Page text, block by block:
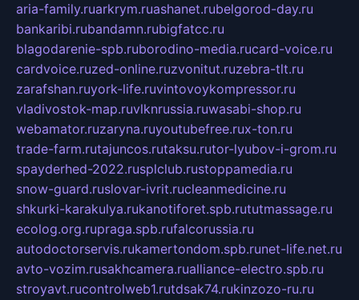
aria-family.ruarkrym.ruashanet.rubelgorod-day.ru
bankaribi.rubandamn.rubigfatcc.ru
blagodarenie-spb.ruborodino-media.rucard-voice.ru
cardvoice.ruzed-online.ruzvonitut.ruzebra-tlt.ru
zarafshan.ruyork-life.ruvintovoykompressor.ru
vladivostok-map.ruvlknrussia.ruwasabi-shop.ru
webamator.ruzaryna.ruyoutubefree.rux-ton.ru
trade-farm.rutajuncos.rutaksu.rutor-lyubov-i-grom.ru
spayderhed-2022.rusplclub.rustoppamedia.ru
snow-guard.ruslovar-ivrit.rucleanmedicine.ru
shkurki-karakulya.rukanotiforet.spb.rututmassage.ru
ecolog.org.rupraga.spb.rufalcorussia.ru
autodoctorservis.rukamertondom.spb.runet-life.net.ru
avto-vozim.rusakhcamera.rualliance-electro.spb.ru
stroyavt.rucontrolweb1.rutdsak74.rukinzozo-ru.ru